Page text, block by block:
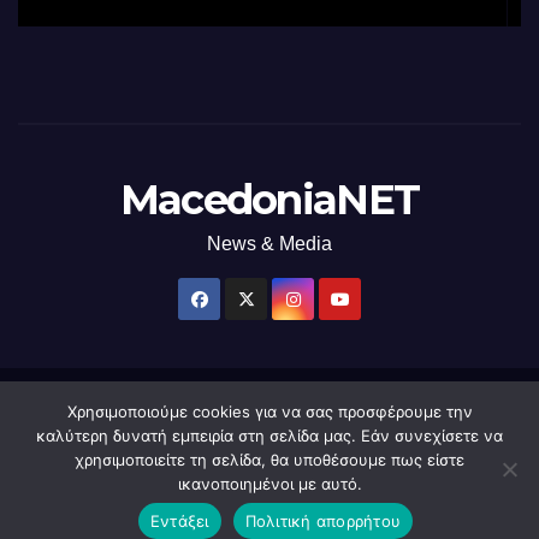
MacedoniaNET
News & Media
Δημιουργήθηκε από το digital2000 με την Υποστήριξη του WordPress
Θέμα: Newsup απόThemeansar.
macedonianetΔιαφημιστείτεΕπικοινωνίαΠολιτική Απορρήτου
Χρησιμοποιούμε cookies για να σας προσφέρουμε την
καλύτερη δυνατή εμπειρία στη σελίδα μας. Εάν συνεχίσετε να
χρησιμοποιείτε τη σελίδα, θα υποθέσουμε πως είστε
ικανοποιημένοι με αυτό.
Εντάξει
Πολιτική απορρήτου